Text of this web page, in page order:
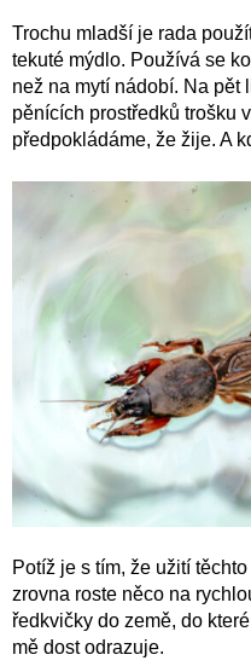
Trochu mladší je rada
tekuté mýdlo. Používá se
než na mytí nádobí. Na pět
pěnících prostředků trošku
předpokládáme, že žije. A
Potíž je s tím, že užití
zrovna roste něco na
ředkvičky do země, do
mě dost odrazuje.